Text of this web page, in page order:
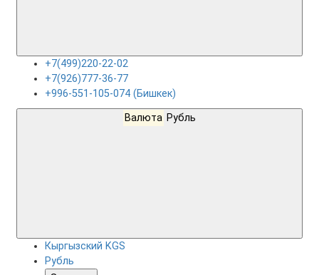
+7(499)220-22-02
+7(926)777-36-77
+996-551-105-074 (Бишкек)
Валюта Рубль
Кыргызский KGS
Рубль